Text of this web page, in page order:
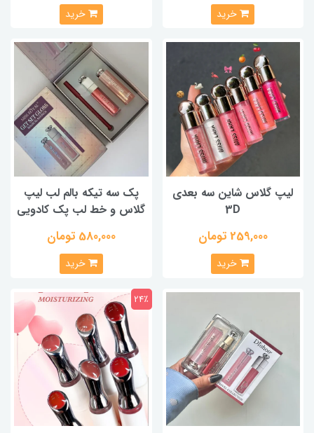
خرید خرید
لیپ گلاس شاین سه بعدی
3D
259,000 تومان
خرید
پک سه تیکه بالم لب لیپ
گلاس و خط لب پک کادویی
580,000 تومان
خرید
24٪